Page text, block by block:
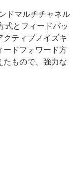
ドマルチチャネル
式とフィードバッ
クティブノイズキ
ードフォワード方
たもので、強力な